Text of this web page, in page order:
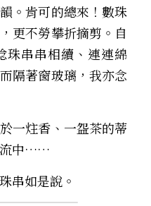
。肯可的總來！數珠
更不勞攀折摘剪。自
珠串串相續、連連綿
隔著窗玻璃，我亦念
炷香、一盌茶的蒂
流中……
如是說。